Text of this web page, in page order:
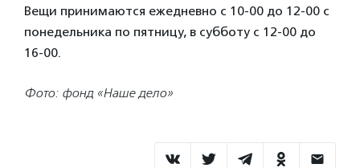
Вещи принимаются ежедневно с 10-00 до 12-00 с
понедельника по пятницу, в субботу с 12-00 до
16-00.
Фото: фонд «Наше дело»